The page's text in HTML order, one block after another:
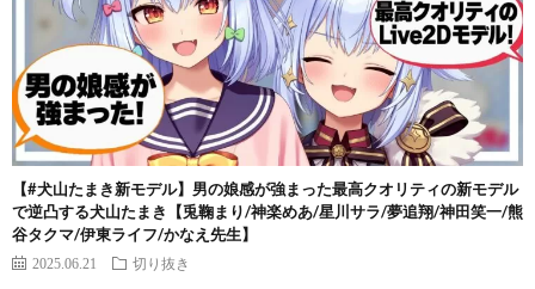
【#犬山たまき新モデル】男の娘感が強まった最高クオリティの新モデル
で逆凸する犬山たまき【兎鞠まり/神楽めあ/星川サラ/夢追翔/神田笑一/熊
谷タクマ/伊東ライフ/かなえ先生】
2025.06.21 切り抜き